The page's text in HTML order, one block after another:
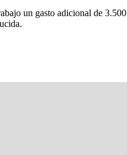
un gasto adicional de